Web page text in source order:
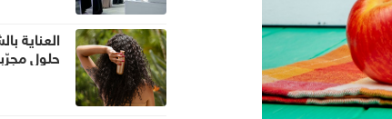
العناية
حلول